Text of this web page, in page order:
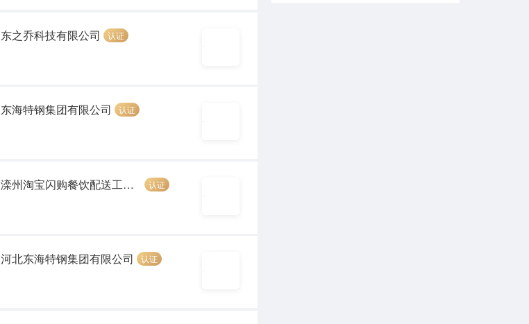
东之乔科技有限公司 认证
东海特钢集团有限公司 认证
滦州淘宝闪购餐饮配送工作室(个体工商户） 认证
河北东海特钢集团有限公司 认证